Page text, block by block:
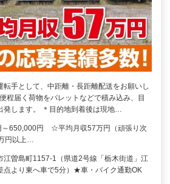
転手として、中距離・長距離配送をお願いし
程届く荷物をパレットなどで積み込み、目
発します。 ＊目的地到着後は現地…
～650,000円 ☆平均月収57万円（頑張り次
円以上…
江曽島町1157-1（県道2号線「栃木街道」江
点より東へ車で5分）★車・バイク通勤OK